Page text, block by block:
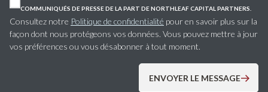
COMMUNIQUÉS DE PRESSE DE LA PART DE NORTHLEAF CAPITAL PARTNERS.
Consultez notre Politique de confidentialité pour en savoir plus sur la
façon dont nous protégeons vos données. Vous pouvez mettre à jour
vos préférences ou vous désabonner à tout moment.